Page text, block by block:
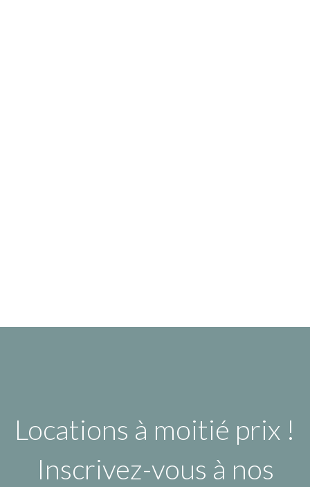
Locations à moitié prix !
Inscrivez-vous à nos